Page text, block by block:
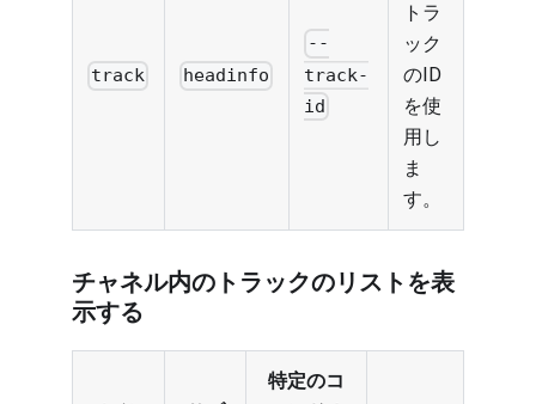
track headinfo
--
track-
id
トラ
ック
のID
を使
用し
ま
す。
チャネル内のトラックのリストを表
示する
特定のコ